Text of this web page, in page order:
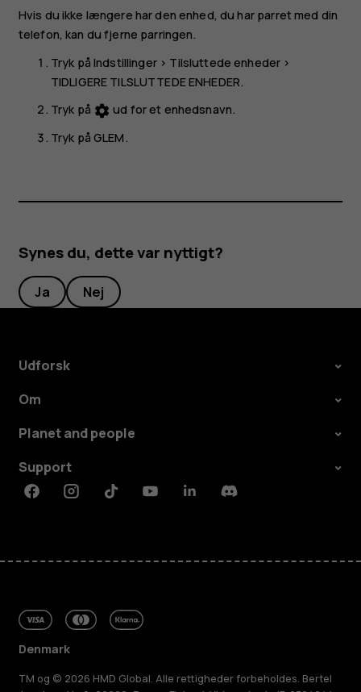
Hvis du ikke længere har den enhed, du har parret med din
telefon, kan du fjerne parringen.
Tryk påIndstillinger> Tilsluttede enheder >
TIDLIGERE TILSLUTTEDE ENHEDER.
Tryk på settings ud for et enhedsnavn.
Tryk påGLEM.
Synes du, dette var nyttigt?
Ja Nej
Udforsk
Om
Planet and people
Support
FacebookInstagramTiktokYoutubeLinkedinDiscord
Denmark
TM og © 2026 HMD Global. Alle rettigheder forbeholdes. Bertel